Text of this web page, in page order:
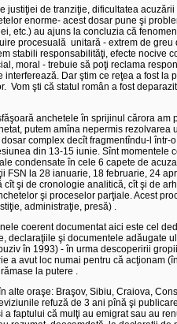
justiţiei de tranziţie, dificultatea
enorme- acest dosar pune şi
etc.) au ajuns la concluzia că
procesuală unitară - extrem de greu
stabili responsabilităţi, efecte nocive
moral - trebuie să poţi reclama
interferează. Dar ştim ce reţea a fost la
Vom şti că statul român a fost
anchetele în sprijinul cărora
putem amîna nepermis rezolvarea
complex decît fragmentîndu-l
din 13-15 iunie. Sînt
condensate în cele 6 capete de
FSN la 28 ianuarie, 18 februarie, 24
şi de cronologie analitică, cît şi de
şi proceselor parţiale. Acest
administraţie, presă) .
coerent documentat aici este cel
declaraţiile şi documentele adăugate
în 1993) - în urma descoperirii
a avut loc numai pentru că acţionam
la putere .
alte oraşe: Braşov, Sibiu, Craiova,
refuză de 3 ani pînă şi
faptului că mulţi au emigrat sau au